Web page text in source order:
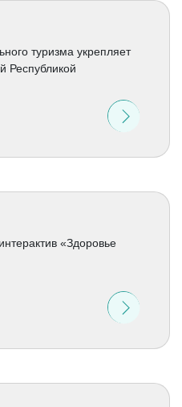
туризма укрепляет
Республикой
«Здоровье